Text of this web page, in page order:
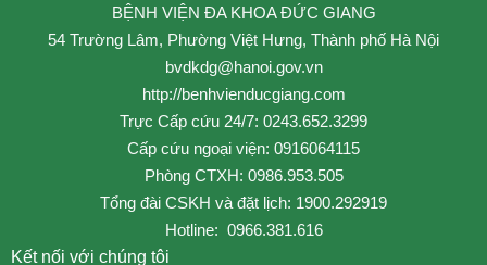
BỆNH VIỆN ĐA KHOA ĐỨC GIANG
54 Trường Lâm, Phường Việt Hưng, Thành phố Hà Nội
bvdkdg@hanoi.gov.vn
http://benhvienducgiang.com
Trực Cấp cứu 24/7: 0243.652.3299
Cấp cứu ngoại viện: 0916064115
Phòng CTXH: 0986.953.505
Tổng đài CSKH và đặt lịch: 1900.292919
Hotline: 0966.381.616
Kết nối với chúng tôi